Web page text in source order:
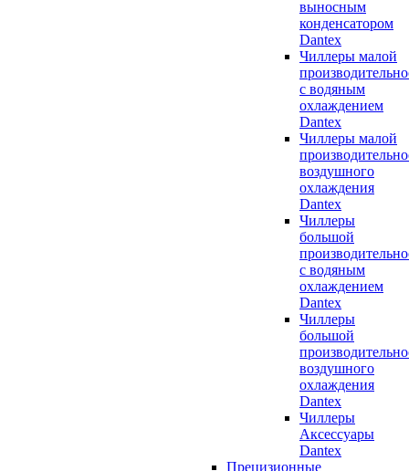
выносным
конденсатором
Dantex
Чиллеры малой
с водяным
охлаждением
Dantex
Чиллеры малой
воздушного
охлаждения
Dantex
Чиллеры
большой
с водяным
охлаждением
Dantex
Чиллеры
большой
воздушного
охлаждения
Dantex
Чиллеры
Аксессуары
Dantex
Прецизионные